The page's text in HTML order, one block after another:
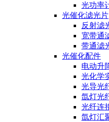
光功率
光催化滤光片
反射滤
宽带通
带通滤
光催化配件
电动升
光化学
光导光
氙灯光
光纤连
氙灯汇